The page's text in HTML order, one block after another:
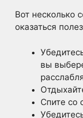
Вот несколько
оказаться
вы
Спите со